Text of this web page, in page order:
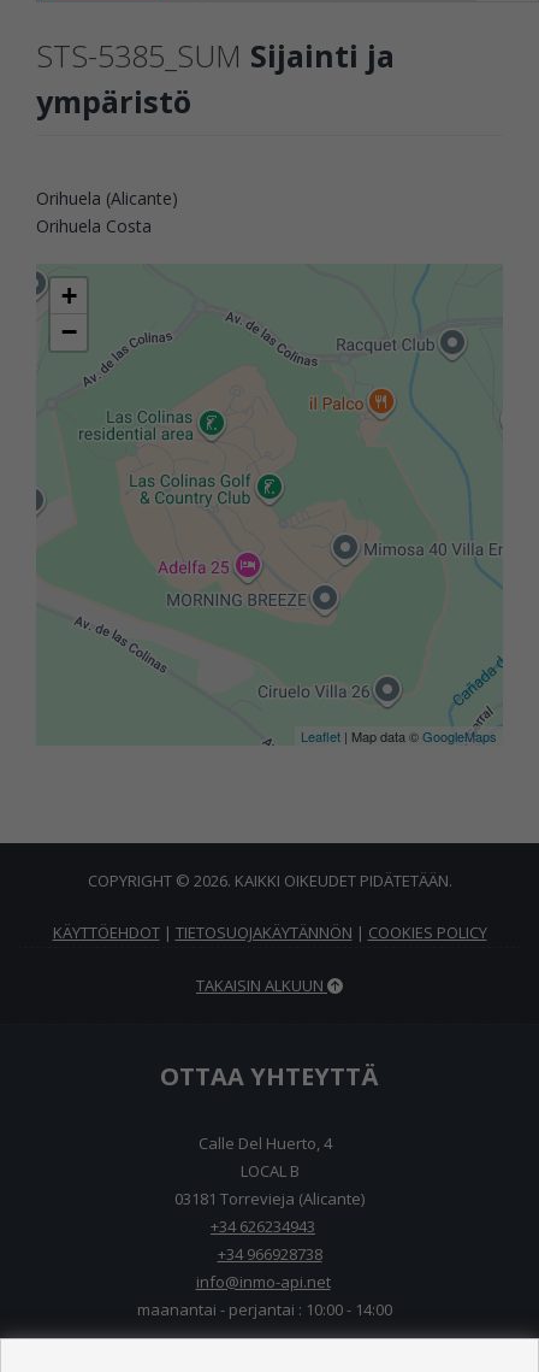
STS-5385_SUM Sijainti ja
ympäristö
Orihuela (Alicante)
Orihuela Costa
+
−
Leaflet | Map data ©GoogleMaps
COPYRIGHT © 2026. KAIKKI OIKEUDET PIDÄTETÄÄN.
KÄYTTÖEHDOT| TIETOSUOJAKÄYTÄNNÖN | COOKIES POLICY
TAKAISIN ALKUUN
OTTAA YHTEYTTÄ
Calle Del Huerto, 4
LOCAL B
03181 Torrevieja (Alicante)
+34 626234943
+34 966928738
info@inmo-api.net
maanantai - perjantai : 10:00 - 14:00